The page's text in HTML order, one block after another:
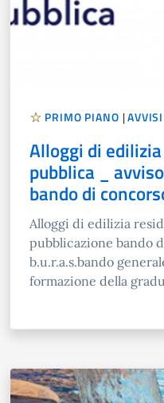
PRIMO PIANO |AVVISI
Alloggi di
pubblica _
bando di
Alloggi di edilizia
pubblicazione bando
b.u.r.a.s.bando
formazione della